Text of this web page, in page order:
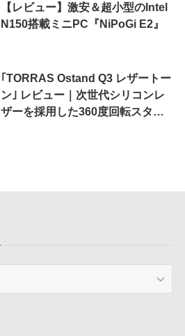
【レビュー】激安＆超小型のIntel
N150搭載ミニPC『NiPoGi E2』
｢TORRAS Ostand Q3 レザートー
ン｣ レビュー｜次世代シリコンレ
ザーを採用した360度回転スタン